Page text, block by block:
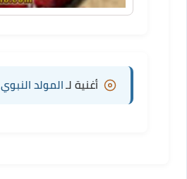
أغنية لـ المولد النبوي